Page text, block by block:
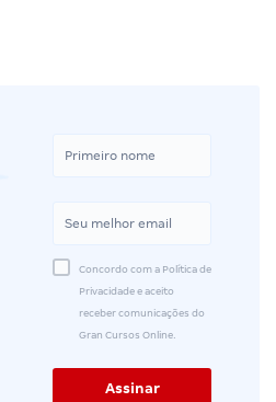
Concordo com a Política de
Privacidade e aceito
receber comunicações do
Gran Cursos Online.